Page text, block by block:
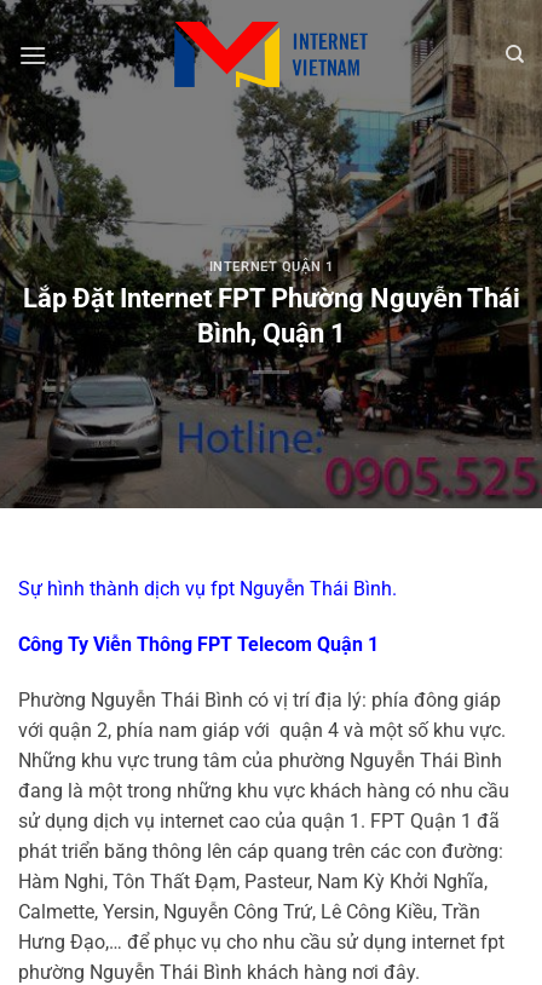
Chuyển
đến
nội
dung
INTERNET QUẬN 1
Lắp Đặt Internet FPT Phường Nguyễn Thái
Bình, Quận 1
Sự hình thành dịch vụ fpt Nguyễn Thái Bình.
Công Ty Viễn Thông FPT Telecom Quận 1
Phường Nguyễn Thái Bình có vị trí địa lý: phía đông giáp
với quận 2, phía nam giáp với quận 4 và một số khu vực.
Những khu vực trung tâm của phường Nguyễn Thái Bình
đang là một trong những khu vực khách hàng có nhu cầu
sử dụng dịch vụ internet cao của quận 1. FPT Quận 1 đã
phát triển băng thông lên cáp quang trên các con đường:
Hàm Nghi, Tôn Thất Đạm, Pasteur, Nam Kỳ Khởi Nghĩa,
Calmette, Yersin, Nguyễn Công Trứ, Lê Công Kiều, Trần
Hưng Đạo,… để phục vụ cho nhu cầu sử dụng internet fpt
phường Nguyễn Thái Bình khách hàng nơi đây.